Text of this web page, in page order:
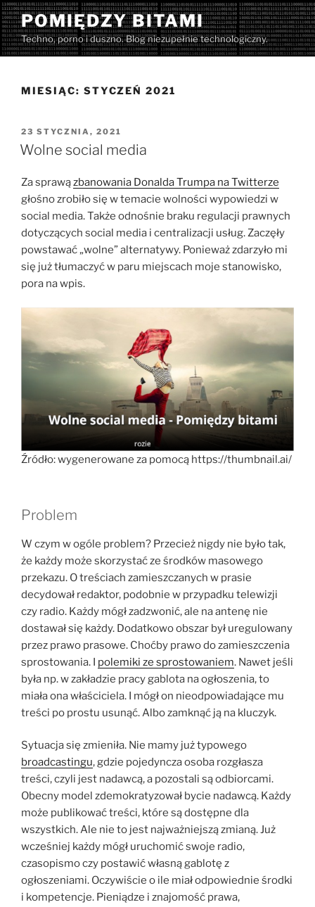
Przejdź
do
treści
POMIĘDZY BITAMI
Techno, porno i duszno. Blog niezupełnie technologiczny.
MIESIĄC: STYCZEŃ 2021
OPUBLIKOWANE
W
23 STYCZNIA, 2021
Wolne social media
Za sprawązbanowania Donalda Trumpa na Twitterze
głośno zrobiło się w temacie wolności wypowiedzi w
social media. Także odnośnie braku regulacji prawnych
dotyczących social media i centralizacji usług. Zaczęły
powstawać „wolne” alternatywy. Ponieważ zdarzyło mi
się już tłumaczyć w paru miejscach moje stanowisko,
pora na wpis.
Źródło: wygenerowane za pomocą https://thumbnail.ai/
Problem
W czym w ogóle problem? Przecież nigdy nie było tak,
że każdy może skorzystać ze środków masowego
przekazu. O treściach zamieszczanych w prasie
decydował redaktor, podobnie w przypadku telewizji
czy radio. Każdy mógł zadzwonić, ale na antenę nie
dostawał się każdy. Dodatkowo obszar był uregulowany
przez prawo prasowe. Choćby prawo do zamieszczenia
sprostowania. I polemiki ze sprostowaniem. Nawet jeśli
była np. w zakładzie pracy gablota na ogłoszenia, to
miała ona właściciela. I mógł on nieodpowiadające mu
treści po prostu usunąć. Albo zamknąć ją na kluczyk.
Sytuacja się zmieniła. Nie mamy już typowego
broadcastingu, gdzie pojedyncza osoba rozgłasza
treści, czyli jest nadawcą, a pozostali są odbiorcami.
Obecny model zdemokratyzował bycie nadawcą. Każdy
może publikować treści, które są dostępne dla
wszystkich. Ale nie to jest najważniejszą zmianą. Już
wcześniej każdy mógł uruchomić swoje radio,
czasopismo czy postawić własną gablotę z
ogłoszeniami. Oczywiście o ile miał odpowiednie środki
i kompetencje. Pieniądze i znajomość prawa,